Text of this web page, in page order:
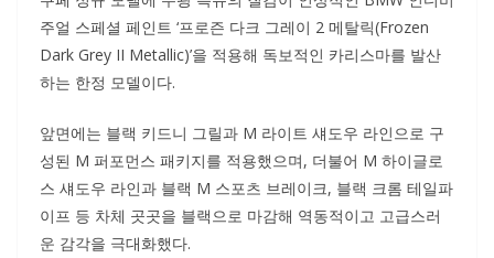
주얼 스페셜 페인트 ‘프로즌 다크 그레이 2 메탈릭(Frozen
Dark Grey II Metallic)’을 적용해 독보적인 카리스마를 발산
하는 한정 모델이다.
앞면에는 블랙 키드니 그릴과 M 라이트 섀도우 라인으로 구
성된 M 퍼포먼스 패키지를 적용했으며, 더불어 M 하이글로
스 섀도우 라인과 블랙 M 스포츠 브레이크, 블랙 크롬 테일파
이프 등 차체 곳곳을 블랙으로 마감해 역동적이고 고급스러
운 감각을 극대화했다.